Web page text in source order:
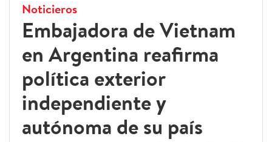
Noticieros
Embajadora de Vietnam
en Argentina reafirma
política exterior
independiente y
autónoma de su país